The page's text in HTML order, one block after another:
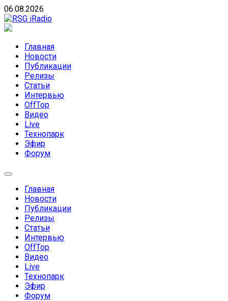
Skip
to
content
06.08.2026
направлений без возрастных ограничений
Главная
Новости
Публикации
Релизы
Статьи
Интервью
OffTop
Видео
Live
Технопарк
Эфир
Форум
Главная
Новости
Публикации
Релизы
Статьи
Интервью
OffTop
Видео
Live
Технопарк
Эфир
Форум